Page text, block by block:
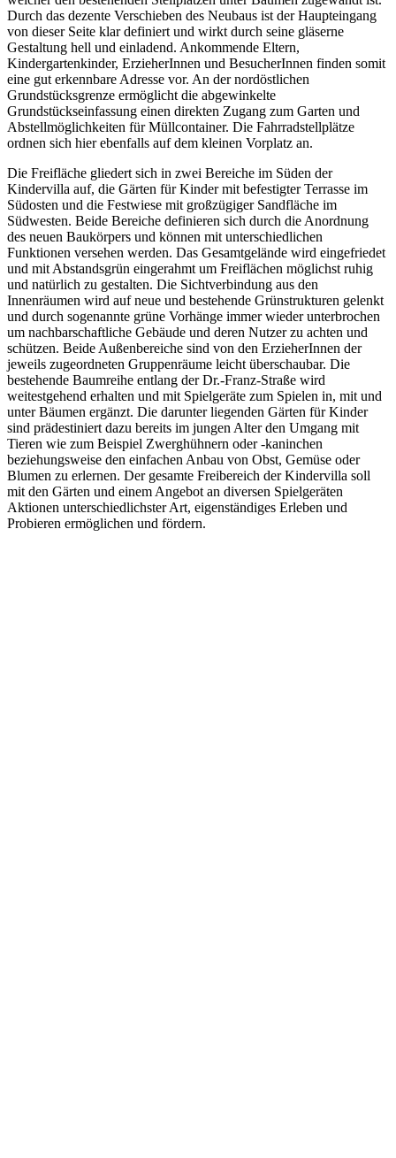
Durch das dezente Verschieben des Neubaus ist der Haupteingang
von dieser Seite klar definiert und wirkt durch seine gläserne
Gestaltung hell und einladend. Ankommende Eltern,
Kindergartenkinder, ErzieherInnen und BesucherInnen finden somit
eine gut erkennbare Adresse vor. An der nordöstlichen
Grundstücksgrenze ermöglicht die abgewinkelte
Grundstückseinfassung einen direkten Zugang zum Garten und
Abstellmöglichkeiten für Müllcontainer. Die Fahrradstellplätze
ordnen sich hier ebenfalls auf dem kleinen Vorplatz an.
Die Freifläche gliedert sich in zwei Bereiche im Süden der
Kindervilla auf, die Gärten für Kinder mit befestigter Terrasse im
Südosten und die Festwiese mit großzügiger Sandfläche im
Südwesten. Beide Bereiche definieren sich durch die Anordnung
des neuen Baukörpers und können mit unterschiedlichen
Funktionen versehen werden. Das Gesamtgelände wird eingefriedet
und mit Abstandsgrün eingerahmt um Freiflächen möglichst ruhig
und natürlich zu gestalten. Die Sichtverbindung aus den
Innenräumen wird auf neue und bestehende Grünstrukturen gelenkt
und durch sogenannte grüne Vorhänge immer wieder unterbrochen
um nachbarschaftliche Gebäude und deren Nutzer zu achten und
schützen. Beide Außenbereiche sind von den ErzieherInnen der
jeweils zugeordneten Gruppenräume leicht überschaubar. Die
bestehende Baumreihe entlang der Dr.-Franz-Straße wird
weitestgehend erhalten und mit Spielgeräte zum Spielen in, mit und
unter Bäumen ergänzt. Die darunter liegenden Gärten für Kinder
sind prädestiniert dazu bereits im jungen Alter den Umgang mit
Tieren wie zum Beispiel Zwerghühnern oder -kaninchen
beziehungsweise den einfachen Anbau von Obst, Gemüse oder
Blumen zu erlernen. Der gesamte Freibereich der Kindervilla soll
mit den Gärten und einem Angebot an diversen Spielgeräten
Aktionen unterschiedlichster Art, eigenständiges Erleben und
Probieren ermöglichen und fördern.